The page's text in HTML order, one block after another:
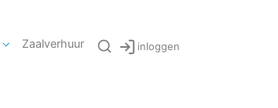
Zaalverhuur inloggen